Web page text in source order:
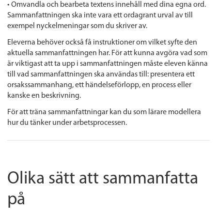
• Omvandla och bearbeta textens innehåll med dina egna ord.
Sammanfattningen ska inte vara ett ordagrant urval av till
exempel nyckelmeningar som du skriver av.
Eleverna behöver också få instruktioner om vilket syfte den
aktuella sammanfattningen har. För att kunna avgöra vad som
är viktigast att ta upp i sammanfattningen måste eleven känna
till vad sammanfattningen ska användas till: presentera ett
orsakssammanhang, ett händelseförlopp, en process eller
kanske en beskrivning.
För att träna sammanfattningar kan du som lärare modellera
hur du tänker under arbetsprocessen.
Olika sätt att sammanfatta
på